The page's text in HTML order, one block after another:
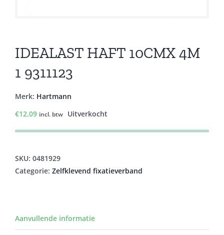
IDEALAST HAFT 10CMX 4M
1 9311123
Merk: Hartmann
€12,09 incl. btw Uitverkocht
SKU: 0481929
Categorie: Zelfklevend fixatieverband
Aanvullende informatie